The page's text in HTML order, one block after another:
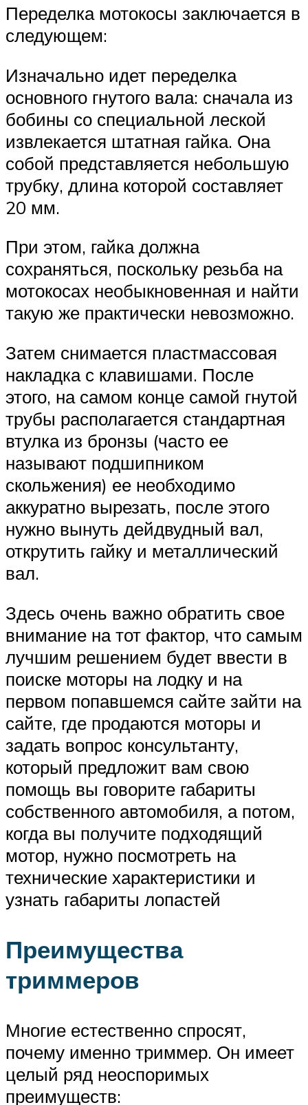
Переделка мотокосы заключается в
следующем:
Изначально идет переделка
основного гнутого вала: сначала из
бобины со специальной леской
извлекается штатная гайка. Она
собой представляется небольшую
трубку, длина которой составляет
20 мм.
При этом, гайка должна
сохраняться, поскольку резьба на
мотокосах необыкновенная и найти
такую же практически невозможно.
Затем снимается пластмассовая
накладка с клавишами. После
этого, на самом конце самой гнутой
трубы располагается стандартная
втулка из бронзы (часто ее
называют подшипником
скольжения) ее необходимо
аккуратно вырезать, после этого
нужно вынуть дейдвудный вал,
открутить гайку и металлический
вал.
Здесь очень важно обратить свое
внимание на тот фактор, что самым
лучшим решением будет ввести в
поиске моторы на лодку и на
первом попавшемся сайте зайти на
сайте, где продаются моторы и
задать вопрос консультанту,
который предложит вам свою
помощь вы говорите габариты
собственного автомобиля, а потом,
когда вы получите подходящий
мотор, нужно посмотреть на
технические характеристики и
узнать габариты лопастей
Преимущества
триммеров
Многие естественно спросят,
почему именно триммер. Он имеет
целый ряд неоспоримых
преимуществ: